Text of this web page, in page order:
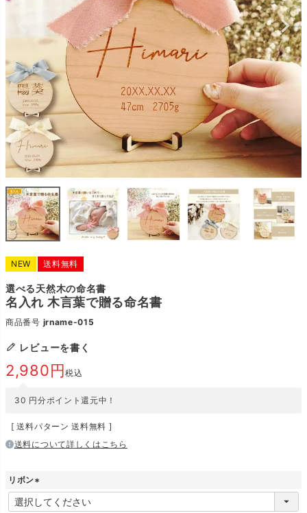
NEW 送料無料
選べる天然木の命名書
名入れ 木言葉で贈る命名書
商品番号 jrname-015
レビューを書く
2,980 税込
30 円分ポイント還元中！
送料パターン 送料無料
送料について詳しくはこちら
リボン
(
必